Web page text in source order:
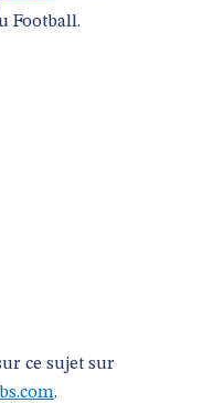
Football.
ce sujet sur
.